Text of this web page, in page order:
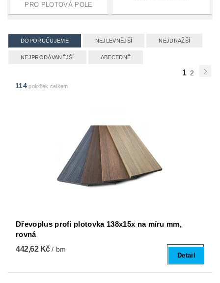
PRO PLOTOVÁ POLE
DOPORUČUJEME NEJLEVNĚJŠÍ NEJDRAŽŠÍ
NEJPRODÁVANĚJŠÍ ABECEDNĚ
1 2
114položek celkem
Dřevoplus profi plotovka 138x15x na míru mm,
rovná
442,62 Kč/ bm
Detail